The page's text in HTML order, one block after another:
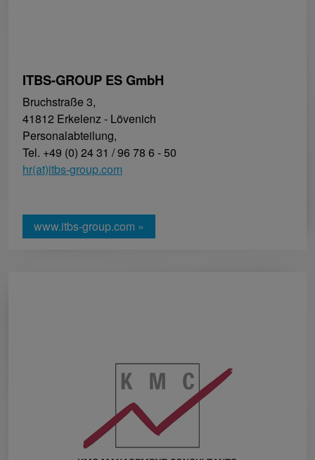
ITBS-GROUP ES GmbH
Bruchstraße 3,
41812 Erkelenz - Lövenich
Personalabteilung,
Tel. +49 (0) 24 31 / 96 78 6 - 50
hr(at)itbs-group.com
www.itbs-group.com »